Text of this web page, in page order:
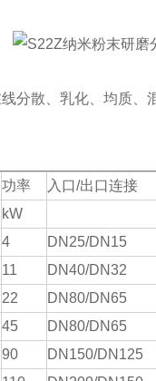
分散、乳化、均质、
功率 入口/出口连接
kW
4
DN25/DN15
11
DN40/DN32
22
DN80/DN65
45
DN80/DN65
90
DN150/DN125